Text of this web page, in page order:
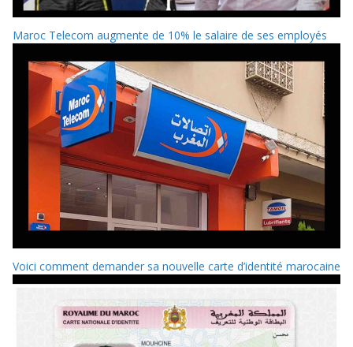
Maroc Telecom augmente de 10% le salaire de ses employés
Voici comment demander sa nouvelle carte d’identité marocaine